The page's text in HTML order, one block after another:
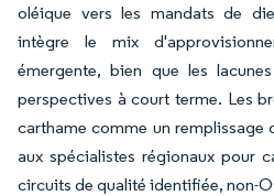
oléique vers les mandats de
intègre le mix
émergente, bien que les
perspectives à court terme. Les
carthame comme un remplissage
aux spécialistes régionaux pour
circuits de qualité identifiée, non-